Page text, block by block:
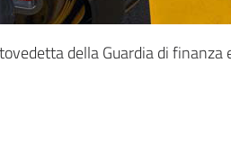
della Guardia di